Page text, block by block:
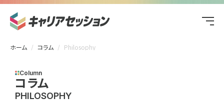
ホーム コラム Philosophy
Column
コラム
PHILOSOPHY